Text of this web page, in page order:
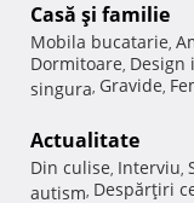
Casă şi familie
Mobila bucatarie,
Dormitoare, Design
singura, Gravide,
Actualitate
Din culise, Interviu,
autism, Despărţiri